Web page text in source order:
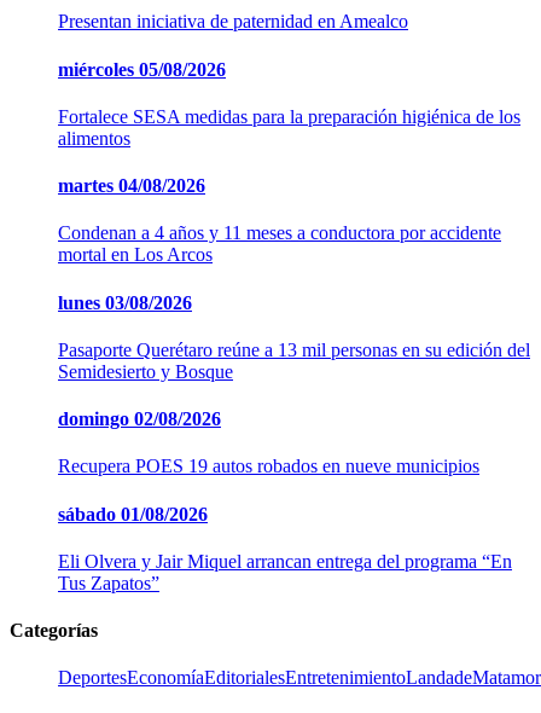
Presentan iniciativa de paternidad en Amealco
miércoles 05/08/2026
Fortalece SESA medidas para la preparación higiénica de los
alimentos
martes 04/08/2026
Condenan a 4 años y 11 meses a conductora por accidente
mortal en Los Arcos
lunes 03/08/2026
Pasaporte Querétaro reúne a 13 mil personas en su edición del
Semidesierto y Bosque
domingo 02/08/2026
Recupera POES 19 autos robados en nueve municipios
sábado 01/08/2026
Eli Olvera y Jair Miquel arrancan entrega del programa “En
Tus Zapatos”
Categorías
DeportesEconomíaEditorialesEntretenimiento